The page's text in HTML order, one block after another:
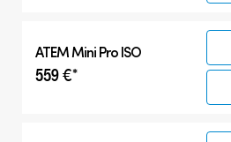
ATEM Mini Pro ISO
559 €*